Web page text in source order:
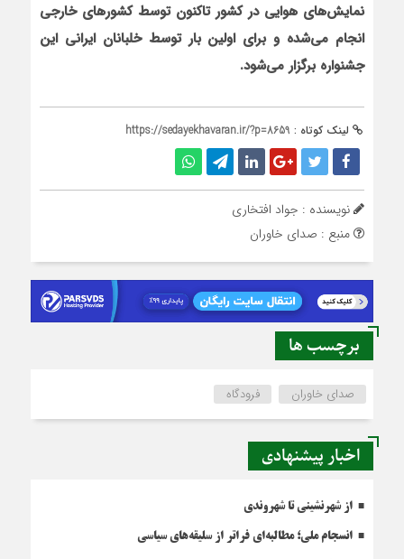
نمایش‌های هوایی در کشور تاکنون توسط کشورهای خارجی
انجام می‌شده و برای اولین بار توسط خلبانان ایرانی این
جشنواره برگزار می‌شود.
لینک کوتاه : https://sedayekhavaran.ir/?p=8659
نویسنده : جواد افتخاری
منبع : صدای خاوران
برچسب ها
صدای خاوران فرودگاه
اخبار پیشنهادی
از شهرنشینی تا شهروندی
انسجام ملی؛ مطالبه‌ای فراتر از سلیقه‌های سیاسی